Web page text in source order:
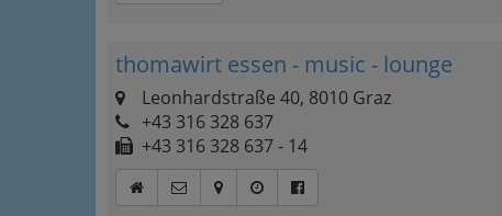
thomawirt essen - music - lounge
Leonhardstraße 40, 8010 Graz
+43 316 328 637
+43 316 328 637 - 14